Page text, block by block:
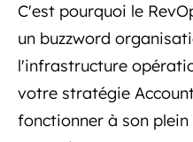
C'est pourquoi le
un buzzword
l'infrastructure
votre stratégie
fonctionner à son